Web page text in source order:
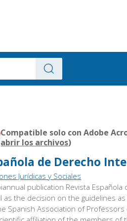
Compatible solo con Adobe
abrir los archivos)
de Derecho
Jurídicas y Sociales
publication Revista
as the decision on the guidelines
Spanish Association of